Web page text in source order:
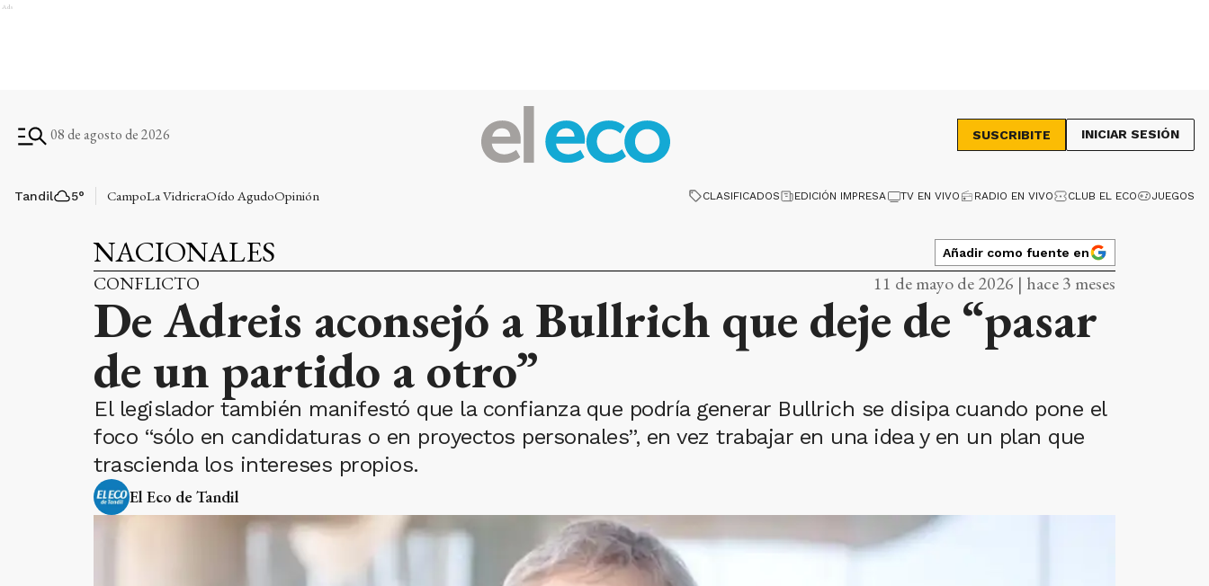
Ads
08 de agosto de 2026 SUSCRIBITE INICIAR SESIÓN
Tandil 5° CampoLa VidrieraOído AgudoOpinión CLASIFICADOS EDICIÓN IMPRESA TV EN VIVO RADIO EN VIVO CLUB EL ECO JUEGOS
NACIONALES Añadir como fuente en
CONFLICTO 11 de mayo de 2026 | hace 3 meses
De Adreis aconsejó a Bullrich que deje de “pasar
de un partido a otro”
El legislador también manifestó que la confianza que podría generar Bullrich se disipa cuando pone el
foco “sólo en candidaturas o en proyectos personales”, en vez trabajar en una idea y en un plan que
trascienda los intereses propios.
El Eco de Tandil